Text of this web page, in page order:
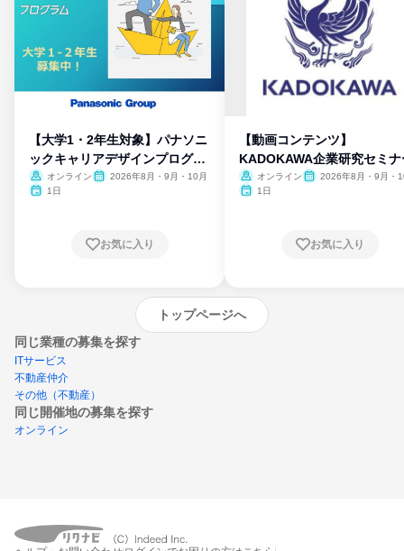
【大学1・2年生対象】パナソニ
ックキャリアデザインプログラ
ム
オンライン
2026年8月・9月・10月
1日
お気に入り
【動画コンテンツ】
KADOKAWA企業研究セミナ
オンライン
2026年8月・9月・
1日
お気に入り
トップページへ
同じ業種の募集を探す
ITサービス
不動産仲介
その他（不動産）
同じ開催地の募集を探す
オンライン
エントリーするとプログラムの詳細案内を